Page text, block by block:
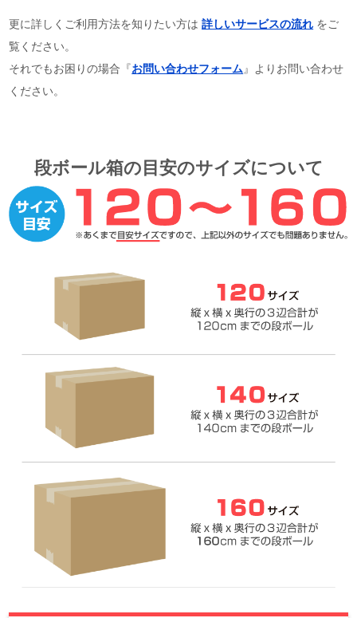
更に詳しくご利用方法を知りたい方は詳しいサービスの流れをご
覧ください。
それでもお困りの場合『お問い合わせフォーム』よりお問い合わせ
ください。
段ボール箱の目安のサイズについて